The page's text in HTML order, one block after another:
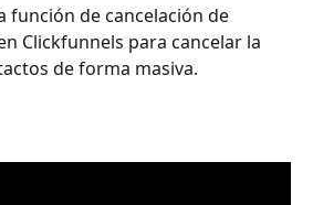
función de cancelación de
Clickfunnels para cancelar la
de forma masiva.